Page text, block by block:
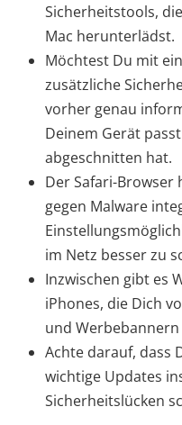
Sicherheitstools,
Mac herunterlädst.
Möchtest Du mit
zusätzliche
vorher genau
Deinem Gerät
abgeschnitten hat.
Der Safari-Browser
gegen Malware
im Netz besser zu
Inzwischen gibt es
iPhones, die Dich
und
Achte darauf, dass
wichtige Updates
Sicherheitslücken